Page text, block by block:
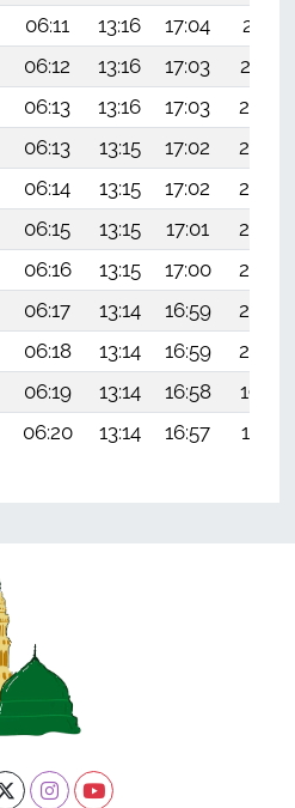
06:11 13:16 17:04
20:11
06:12 13:16 17:03
20:10
06:13 13:16 17:03
20:09
06:13 13:15 17:02
20:07
06:14 13:15 17:02
20:06
06:15 13:15 17:01
20:04
06:16 13:15 17:00
20:03
06:17 13:14 16:59
20:02
06:18 13:14 16:59
20:00
06:19 13:14 16:58
19:59
06:20 13:14 16:57 19:57